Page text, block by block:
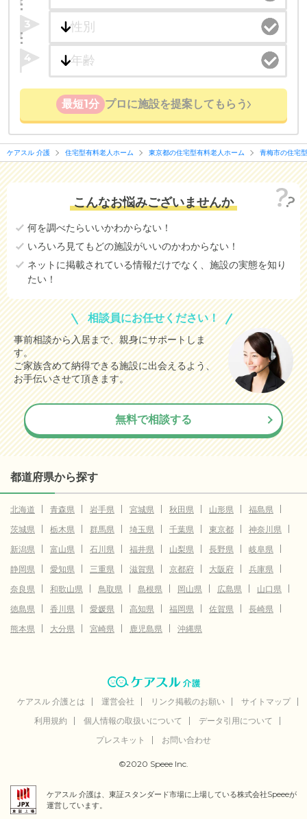
3
4
最短1分 プロに施設を提案してもらう
ケアスル 介護 住宅型有料老人ホーム 東京都の住宅型有料老人ホーム 青梅市の住宅
こんなお悩みございませんか
何を調べたらいいかわからない！
いろいろ見てもどの施設がいいのかわからない！
ネットに掲載されている情報だけでなく、施設の実態を知り
たい！
相談員にお任せください！
事前相談から入居まで、親身にサポートしま
す。
ご家族含めて納得できる施設に出会えるよう、
お手伝いさせて頂きます。
無料で相談する
都道府県から探す
北海道 青森県 岩手県 宮城県 秋田県 山形県
福島県
茨城県
栃木県 群馬県 埼玉県 千葉県 東京都
神奈川県
新潟県
富山県 石川県 福井県 山梨県 長野県
岐阜県
静岡県
愛知県 三重県 滋賀県 京都府 大阪府
兵庫県
奈良県
和歌山県 鳥取県 島根県 岡山県 広島県
山口県
徳島県
香川県 愛媛県 高知県 福岡県 佐賀県
長崎県
熊本県
大分県 宮崎県 鹿児島県 沖縄県
ケアスル 介護とは 運営会社 リンク掲載のお願い
サイトマップ
利用規約
個人情報の取扱いについて
データ引用について
プレスキット
お問い合わせ
©2020 Speee Inc.
ケアスル 介護は、東証スタンダード市場に上場している株式会社Speeeが
運営しています。